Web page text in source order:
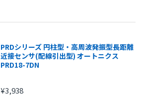
PRDシリーズ 円柱型・高周波発振型長距離
近接センサ(配線引出型) オートニクス
PRD18-7DN
¥3,938